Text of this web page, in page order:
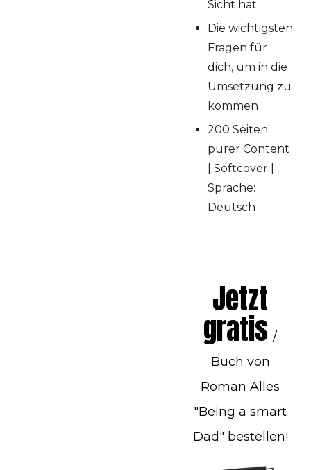
Sicht hat.
Die wichtigsten
Fragen für
dich, um in die
Umsetzung zu
kommen
200 Seiten
purer Content
| Softcover |
Sprache:
Deutsch
Jetzt
gratis /
Buch von
Roman Alles
"Being a smart
Dad" bestellen!